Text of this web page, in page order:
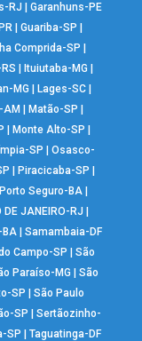
RJ
Garanhuns-PE
| Guariba-SP
Ilha Comprida-SP
Ituiutaba-MG
MG Lages-SC|
AM Matão-SP
Monte Alto-SP
SP |Osasco-
Piracicaba-SP
Porto Seguro-BA
DE JANEIRO-RJ
BA| Samambaia-DF
Campo-SP |São
Paraíso-MG |São
SP |São Paulo
SP |Sertãozinho-
SP |Taguatinga-DF